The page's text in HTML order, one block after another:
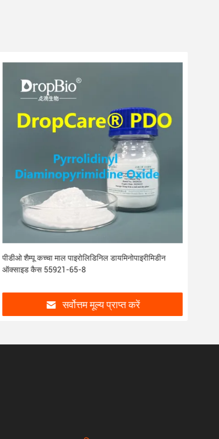
कोपिरोल शैम्पू कच्चा माल पाइरोलिडिनिल डायमिनोपाइरीमिडीन
ऑक्साइड CAS 55921-65-8
सर्वोत्तम मूल्य प्राप्त करें